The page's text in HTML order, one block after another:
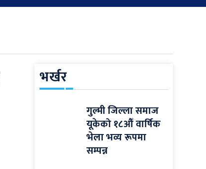
भर्खर
गुल्मी जिल्ला समाज
यूकेको १८औँ वार्षिक
भेला भव्य रूपमा
सम्पन्न